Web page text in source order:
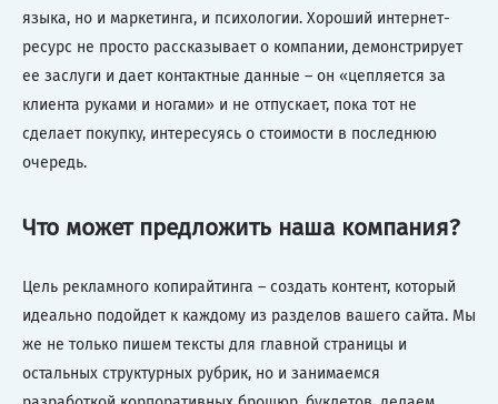
языка, но и маркетинга, и психологии. Хороший интернет-
ресурс не просто рассказывает о компании, демонстрирует
ее заслуги и дает контактные данные – он «цепляется за
клиента руками и ногами» и не отпускает, пока тот не
сделает покупку, интересуясь о стоимости в последнюю
очередь.
Что может предложить наша компания?
Цель рекламного копирайтинга – создать контент, который
идеально подойдет к каждому из разделов вашего сайта. Мы
же не только пишем тексты для главной страницы и
остальных структурных рубрик, но и занимаемся